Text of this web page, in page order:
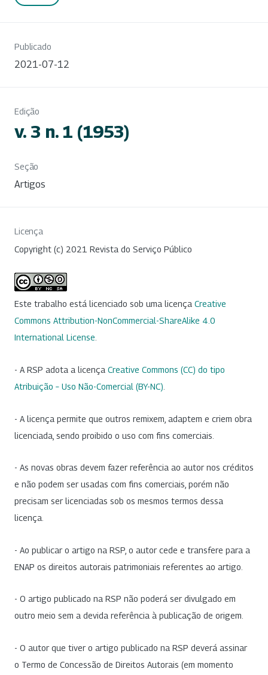
Publicado
2021-07-12
Edição
v. 3 n. 1 (1953)
Seção
Artigos
Licença
Copyright (c) 2021 Revista do Serviço Público
Este trabalho está licenciado sob uma licença Creative
Commons Attribution-NonCommercial-ShareAlike 4.0
International License.
- A RSP adota a licença Creative Commons (CC) do tipo
Atribuição – Uso Não-Comercial (BY-NC)
- A licença permite que outros remixem, adaptem e criem obra
licenciada, sendo proibido o uso com fins comerciais.
- As novas obras devem fazer referência ao autor nos créditos
e não podem ser usadas com fins comerciais, porém não
precisam ser licenciadas sob os mesmos termos dessa
licença.
- Ao publicar o artigo na RSP, o autor cede e transfere para a
ENAP os direitos autorais patrimoniais referentes ao artigo.
- O artigo publicado na RSP não poderá ser divulgado em
outro meio sem a devida referência à publicação de origem.
- O autor que tiver o artigo publicado na RSP deverá assinar
o Termo de Concessão de Direitos Autorais (em momento